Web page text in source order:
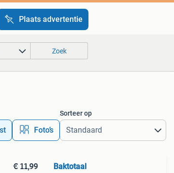
Plaats advertentie
Zoek
Foto’s
Sorteer op
€ 11,99 Baktotaal